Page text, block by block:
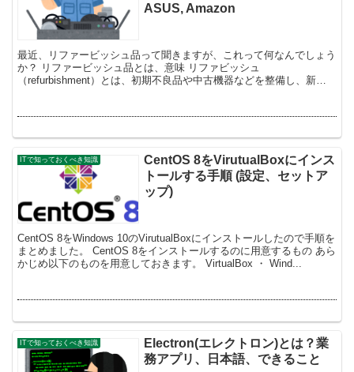
ASUS, Amazon
最近、リファービッシュ品って聞きますが、これって何なんでしょう
か？ リファービッシュ品とは、意味 リファビッシュ
（refurbishment）とは、初期不良品や中古機器などを整備し、新品
ITで知っておくべき知識
CentOS 8をVirutualBoxにインス
トールする手順 (設定、セットア
ップ)
CentOS 8をWindows 10のVirutualBoxにインストールしたので手順を
まとめました。 CentOS 8をインストールするのに用意するもの あら
かじめ以下のものを用意しておきます。 VirtualBox ・ Wind...
ITで知っておくべき知識
Electron(エレクトロン)とは？業
務アプリ、日本語、できること